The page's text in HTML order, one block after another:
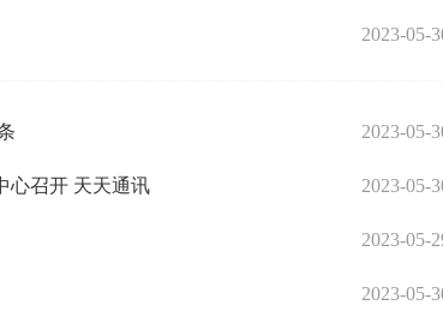
2023-05-
2023-05-
心召开 天天通讯 2023-05-
2023-05-
2023-05-